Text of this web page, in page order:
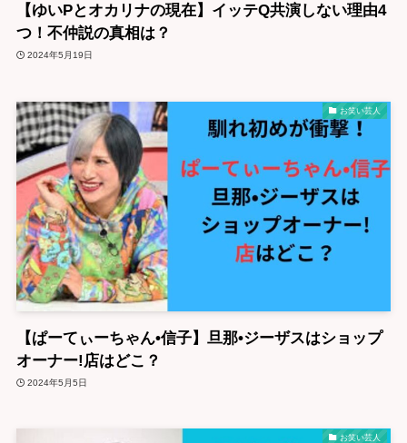
【ゆいPとオカリナの現在】イッテQ共演しない理由4
つ！不仲説の真相は？
2024年5月19日
お笑い芸人
【ぱーてぃーちゃん•信子】旦那•ジーザスはショップ
オーナー!店はどこ？
2024年5月5日
お笑い芸人